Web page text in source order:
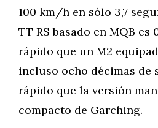
100 km/h en sólo 3,7
TT RS basado en MQB es
rápido que un M2
incluso ocho décimas de
rápido que la versión
compacto de Garching.